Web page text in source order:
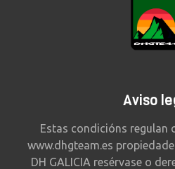
Aviso
Estas condicións regulan
www.dhgteam.es propiedade
DH GALICIA resérvase o